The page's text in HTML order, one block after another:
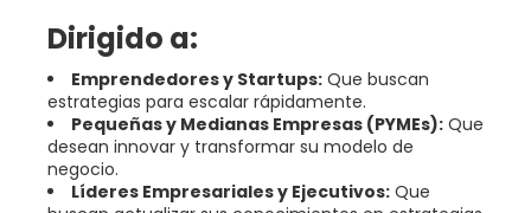
Dirigido a:
Emprendedores y Startups: Que buscan
estrategias para escalar rápidamente.
Pequeñas y Medianas Empresas (PYMEs): Que
desean innovar y transformar su modelo de
negocio.
Líderes Empresariales y Ejecutivos: Que